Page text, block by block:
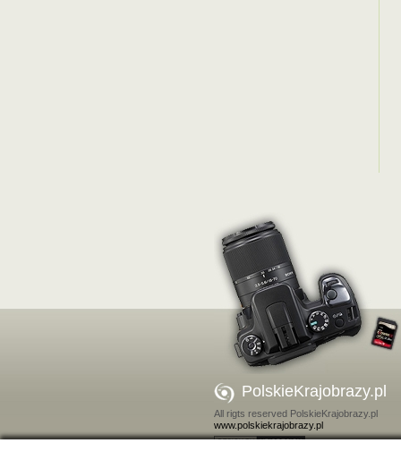
PolskieKrajobrazy.pl
All rigts reserved PolskieKrajobrazy.pl
www.polskiekrajobrazy.pl